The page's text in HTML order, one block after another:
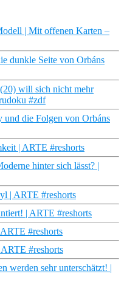
| Mit offenen Karten –
dunkle Seite von Orbáns
will sich nicht mehr
#zdf
und die Folgen von Orbáns
| ARTE #reshorts
hinter sich lässt? |
| ARTE #reshorts
| ARTE #reshorts
#reshorts
#reshorts
werden sehr unterschätzt! |